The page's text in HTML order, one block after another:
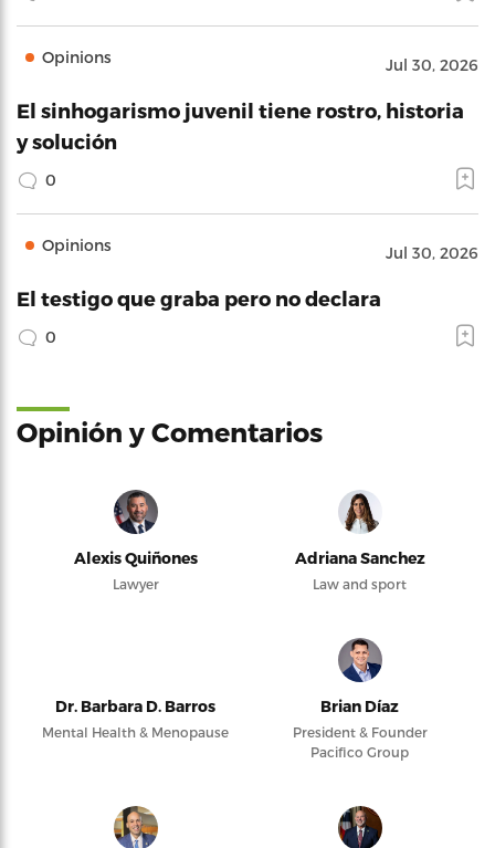
Opinions Jul 30, 2026
El sinhogarismo juvenil tiene rostro, historia
y solución
0
Opinions Jul 30, 2026
El testigo que graba pero no declara
0
Opinión y Comentarios
Alexis Quiñones
Lawyer
Adriana Sanchez
Law and sport
Dr. Barbara D. Barros
Mental Health & Menopause
Brian Díaz
President & Founder
Pacifico Group